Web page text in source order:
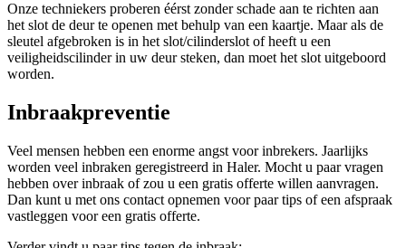
Onze techniekers proberen éérst zonder schade aan te richten aan
het slot de deur te openen met behulp van een kaartje. Maar als de
sleutel afgebroken is in het slot/cilinderslot of heeft u een
veiligheidscilinder in uw deur steken, dan moet het slot uitgeboord
worden.
Inbraakpreventie
Veel mensen hebben een enorme angst voor inbrekers. Jaarlijks
worden veel inbraken geregistreerd in Haler. Mocht u paar vragen
hebben over inbraak of zou u een gratis offerte willen aanvragen.
Dan kunt u met ons contact opnemen voor paar tips of een afspraak
vastleggen voor een gratis offerte.